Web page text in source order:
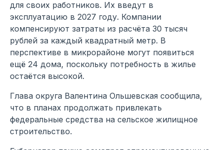
для своих работников. Их введут в
эксплуатацию в 2027 году. Компании
компенсируют затраты из расчёта 30 тысяч
рублей за каждый квадратный метр. В
перспективе в микрорайоне могут появиться
ещё 24 дома, поскольку потребность в жилье
остаётся высокой.
Глава округа Валентина Ольшевская сообщила,
что в планах продолжать привлекать
федеральные средства на сельское жилищное
строительство.